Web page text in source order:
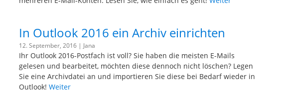
In Outlook 2016 ein Archiv einrichten
12. September, 2016 | Jana
Ihr Outlook 2016-Postfach ist voll? Sie haben die meisten E-Mails
gelesen und bearbeitet, möchten diese dennoch nicht löschen? Legen
Sie eine Archivdatei an und importieren Sie diese bei Bedarf wieder in
Outlook!Weiter